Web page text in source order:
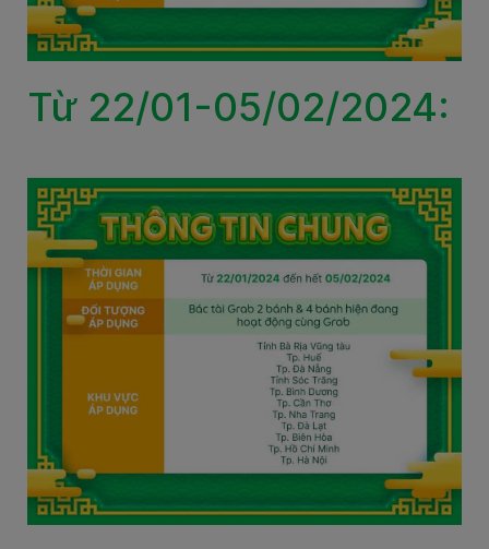
Từ 22/01-05/02/2024: